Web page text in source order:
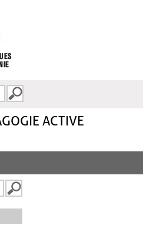
ACTIVE